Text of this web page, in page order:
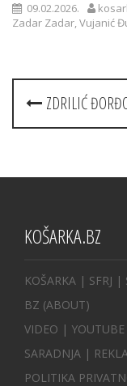
09.02.2026.
Zadar Zadar Vujanić
Post
navigation
ZDRILIĆ
KOŠARKA.BZ
KOŠARKA | SFRJ |
BZ (ABOUT)
VIDEO | YOUTUBE
SARADNJA |
POLITIKA